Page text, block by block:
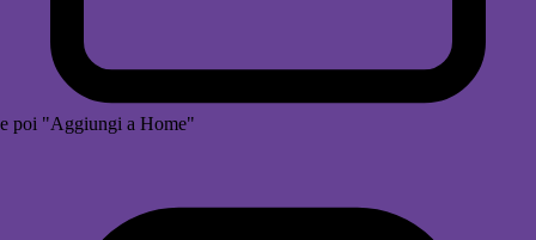
e poi "Aggiungi a Home"